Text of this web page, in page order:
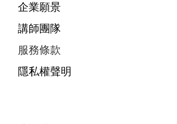
企業願景
講師團隊
服務條款
隱私權聲明